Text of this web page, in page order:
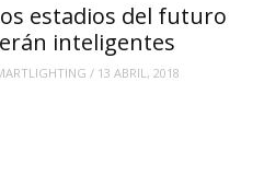
estadios del futuro
inteligentes
/ 13 ABRIL, 2018